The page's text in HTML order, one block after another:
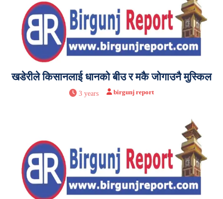
खडेरीले किसानलाई धानको बीउ र मकै जोगाउनै मुस्किल
3 years birgunj report